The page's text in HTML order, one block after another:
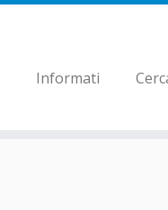
Informati